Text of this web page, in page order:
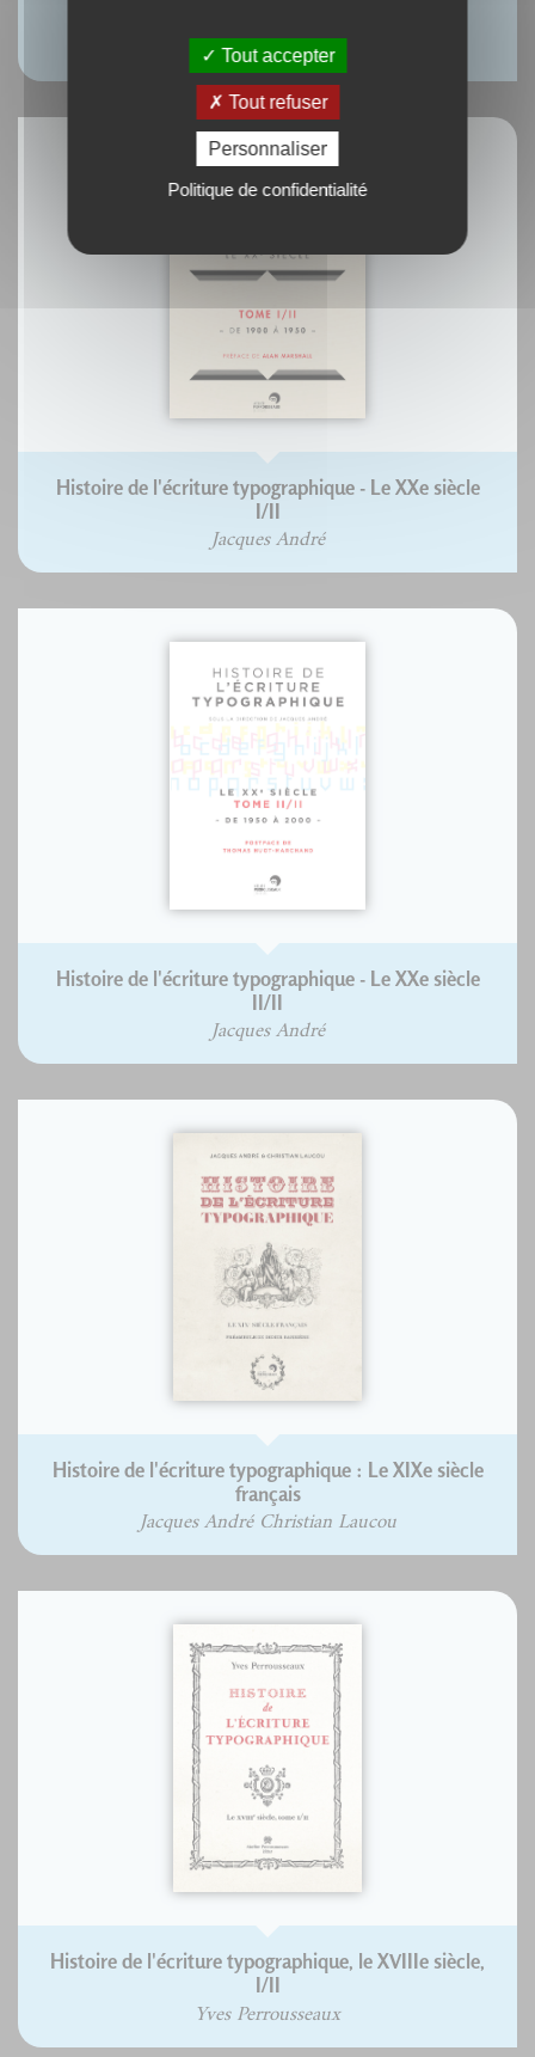
Yves Perrousseaux
Histoire de l'écriture typographique - Le XXe siècle
I/II
Jacques André
Histoire de l'écriture typographique - Le XXe siècle
II/II
Jacques André
Histoire de l'écriture typographique : Le XIXe siècle
français
Jacques André Christian Laucou
Histoire de l'écriture typographique, le XVIIIe siècle,
I/II
Yves Perrousseaux
Tout accepter
Tout refuser
Personnaliser
Politique de confidentialité